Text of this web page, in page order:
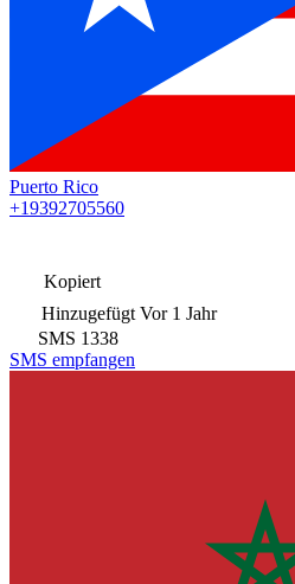
Puerto Rico
+19392705560
Kopiert
Hinzugefügt Vor 1 Jahr
SMS 1338
SMS empfangen